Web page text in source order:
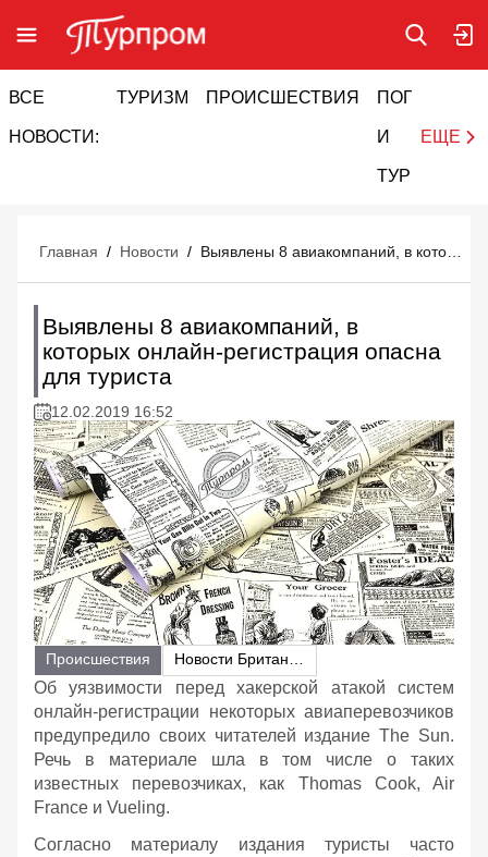
ВСЕ
НОВОСТИ:
ТУРИЗМ ПРОИСШЕСТВИЯ ПОГОДА
И
ТУРИЗМ
ЕЩЕ
Главная / Новости /
Выявлены 8 авиакомпаний, в
которых онлайн-регистрация опасна
для туриста
12.02.2019 16:52
Происшествия
Об уязвимости перед хакерской атакой систем
онлайн-регистрации некоторых авиаперевозчиков
предупредило своих читателей издание The Sun.
Речь в материале шла в том числе о таких
известных перевозчиках, как Thomas Cook, Air
France и Vueling.
Согласно материалу издания туристы часто